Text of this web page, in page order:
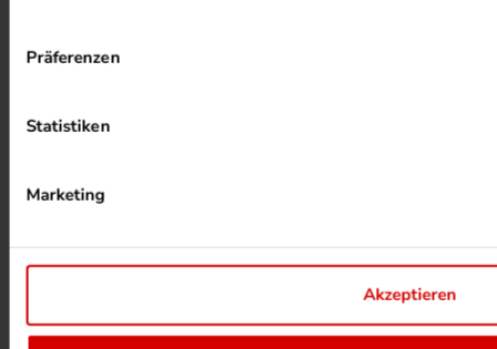
Präferenzen
Statistiken
Marketing
Akzeptieren